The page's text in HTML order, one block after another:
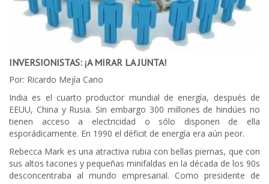
INVERSIONISTAS: ¡A MIRAR LA JUNTA!
Por: Ricardo Mejía Cano
India es el cuarto productor mundial de energía, después de
EEUU, China y Rusia. Sin embargo 300 millones de hindúes no
tienen acceso a electricidad o sólo disponen de ella
esporádicamente. En 1990 el déficit de energía era aún peor.
Rebecca Mark es una atractiva rubia con bellas piernas, que con
sus altos tacones y pequeñas minifaldas en la década de los 90s
desconcentraba al mundo empresarial. Como presidente de